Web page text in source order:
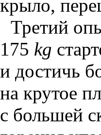
крыло,
Третий
175 kg
и достичь
на крутое
с большей